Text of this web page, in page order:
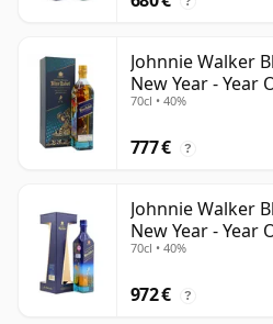
Johnnie Walker
New Year - Year
70cl • 40%
777 € ?
Johnnie Walker
New Year - Year
70cl • 40%
972 € ?